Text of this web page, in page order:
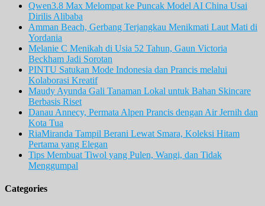
Qwen3.8 Max Melompat ke Puncak Model AI China Usai
Dirilis Alibaba
Amman Beach, Gerbang Terjangkau Menikmati Laut Mati di
Yordania
Melanie C Menikah di Usia 52 Tahun, Gaun Victoria
Beckham Jadi Sorotan
PINTU Satukan Mode Indonesia dan Prancis melalui
Kolaborasi Kreatif
Maudy Ayunda Gali Tanaman Lokal untuk Bahan Skincare
Berbasis Riset
Danau Annecy, Permata Alpen Prancis dengan Air Jernih dan
Kota Tua
RiaMiranda Tampil Berani Lewat Smara, Koleksi Hitam
Pertama yang Elegan
Tips Membuat Tiwol yang Pulen, Wangi, dan Tidak
Menggumpal
Categories